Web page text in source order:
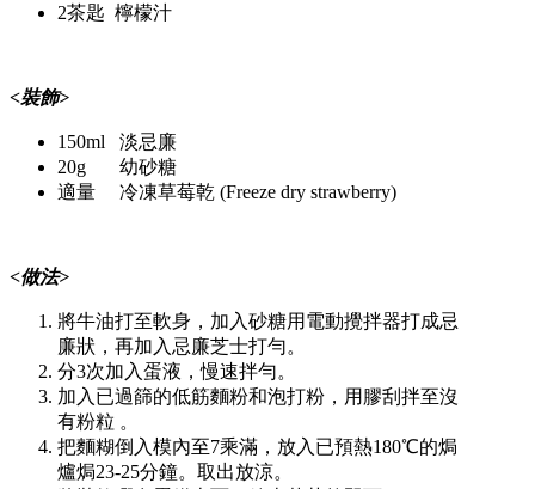
2茶匙 檸檬汁
<裝飾>
150ml 淡忌廉
20g 幼砂糖
適量 冷凍草莓乾 (Freeze dry strawberry)
<做法>
將牛油打至軟身，加入砂糖用電動攪拌器打成忌
廉狀，再加入忌廉芝士打勻。
分3次加入蛋液，慢速拌勻。
加入已過篩的低筋麵粉和泡打粉，用膠刮拌至沒
有粉粒 。
把麵糊倒入模內至7乘滿，放入已預熱180℃的焗
爐焗23-25分鐘。取出放涼。